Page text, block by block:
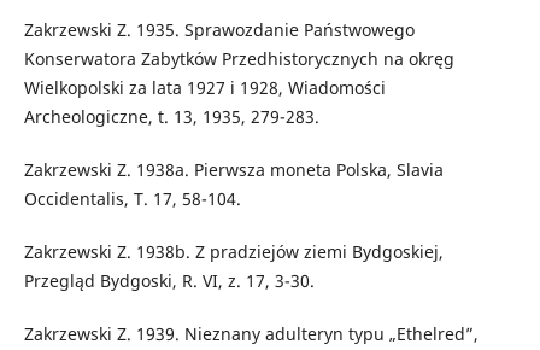
Zakrzewski Z. 1935. Sprawozdanie Państwowego
Konserwatora Zabytków Przedhistorycznych na okręg
Wielkopolski za lata 1927 i 1928, Wiadomości
Archeologiczne, t. 13, 1935, 279-283.
Zakrzewski Z. 1938a. Pierwsza moneta Polska, Slavia
Occidentalis, T. 17, 58-104.
Zakrzewski Z. 1938b. Z pradziejów ziemi Bydgoskiej,
Przegląd Bydgoski, R. VI, z. 17, 3-30.
Zakrzewski Z. 1939. Nieznany adulteryn typu „Ethelred”,